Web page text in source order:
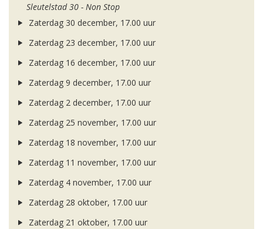
Sleutelstad 30 - Non Stop
Zaterdag 30 december, 17.00 uur
Zaterdag 23 december, 17.00 uur
Zaterdag 16 december, 17.00 uur
Zaterdag 9 december, 17.00 uur
Zaterdag 2 december, 17.00 uur
Zaterdag 25 november, 17.00 uur
Zaterdag 18 november, 17.00 uur
Zaterdag 11 november, 17.00 uur
Zaterdag 4 november, 17.00 uur
Zaterdag 28 oktober, 17.00 uur
Zaterdag 21 oktober, 17.00 uur